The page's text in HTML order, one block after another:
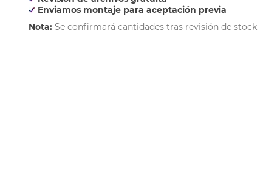
Enviamos montaje para aceptación previa
Nota: Se confirmará cantidades tras revisión de stock